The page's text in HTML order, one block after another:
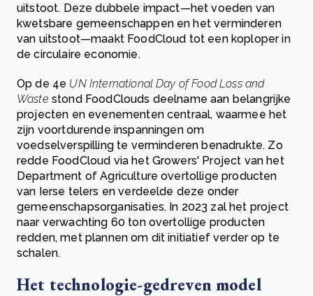
uitstoot. Deze dubbele impact—het voeden van
kwetsbare gemeenschappen en het verminderen
van uitstoot—maakt FoodCloud tot een koploper in
de circulaire economie.
Op de 4e UN International Day of Food Loss and
Waste stond FoodClouds deelname aan belangrijke
projecten en evenementen centraal, waarmee het
zijn voortdurende inspanningen om
voedselverspilling te verminderen benadrukte. Zo
redde FoodCloud via het Growers' Project van het
Department of Agriculture overtollige producten
van Ierse telers en verdeelde deze onder
gemeenschapsorganisaties. In 2023 zal het project
naar verwachting 60 ton overtollige producten
redden, met plannen om dit initiatief verder op te
schalen.
Het technologie-gedreven model